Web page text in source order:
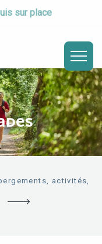
sur place
activités,